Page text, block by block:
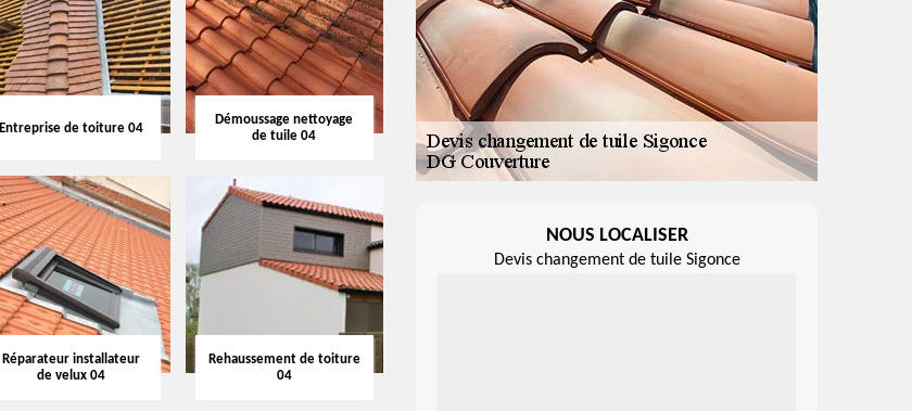
Entreprise de toiture 04
Démoussage nettoyage
de tuile 04
Réparateur installateur
de velux 04
Rehaussement de toiture
04
NOUS LOCALISER
Devis changement de tuile Sigonce